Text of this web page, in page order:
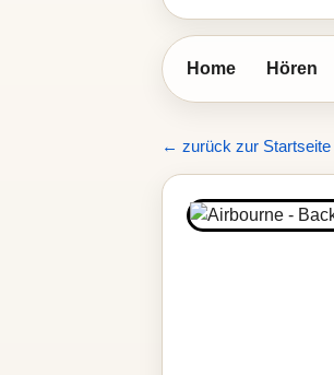
Home Hören
← zurück zur Startseite